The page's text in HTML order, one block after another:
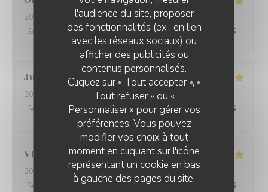
l'audience du site, proposer
des fonctionnalités (ex : en lien
avec les réseaux sociaux) ou
afficher des publicités ou
contenus personnalisés.
Cliquez sur « Tout accepter », «
Tout refuser » ou «
Personnaliser » pour gérer vos
préférences. Vous pouvez
modifier vos choix à tout
moment en cliquant sur l'icône
représentant un cookie en bas
à gauche des pages du site.
2026-07-31
- 12:30 - Couverts 3
Service
/5 Ambiance: 5 /5 Cuisine :5/5 Qualité / Prix /5
Julie
2026-07-30
- 19:45 - Couverts 4
Service
/5 Ambiance:5/5 Cuisine: 5/5 Qualité / Prix /5
VINCENT P
2026-07-31 - 20:00 - Couverts 2
Service
Ambiance Cuisine /5